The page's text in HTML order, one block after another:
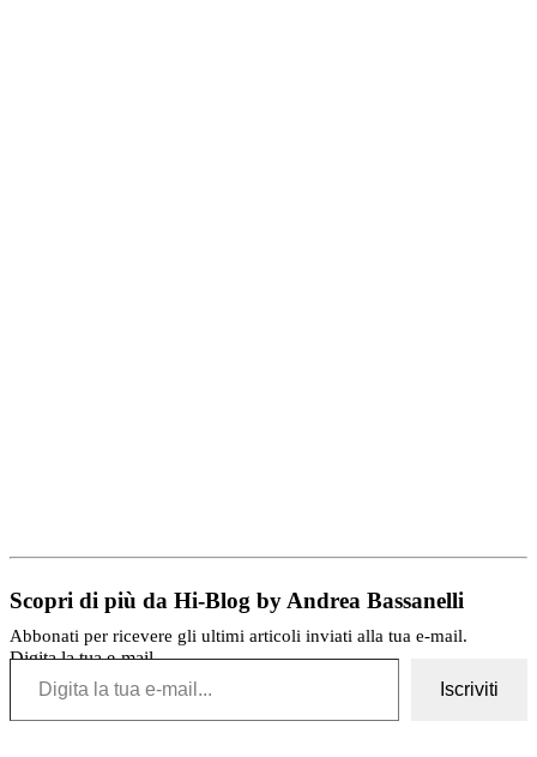
Scopri di più da Hi-Blog by Andrea Bassanelli
Abbonati per ricevere gli ultimi articoli inviati alla tua e-mail.
Digita la tua e-mail...
Iscriviti